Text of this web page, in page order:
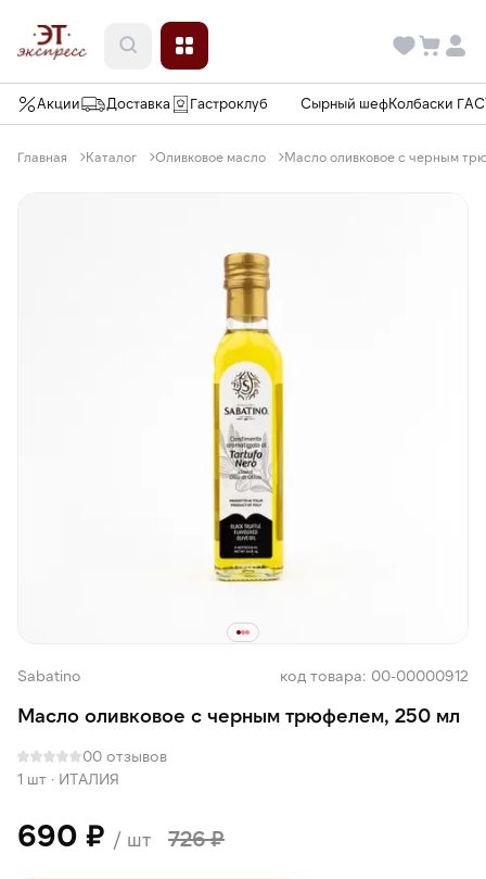
Акции Доставка Гастроклуб Сырный шефКолбаски
Главная Каталог Оливковое масло Масло оливковое с черным
Sabatino код товара: 00-00000912
Масло оливковое с черным трюфелем, 250 мл
00 отзывов
1 шт · ИТАЛИЯ
690 ₽ / шт 726 ₽